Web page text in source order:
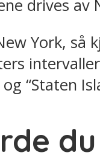
drives av
York, så
“Staten